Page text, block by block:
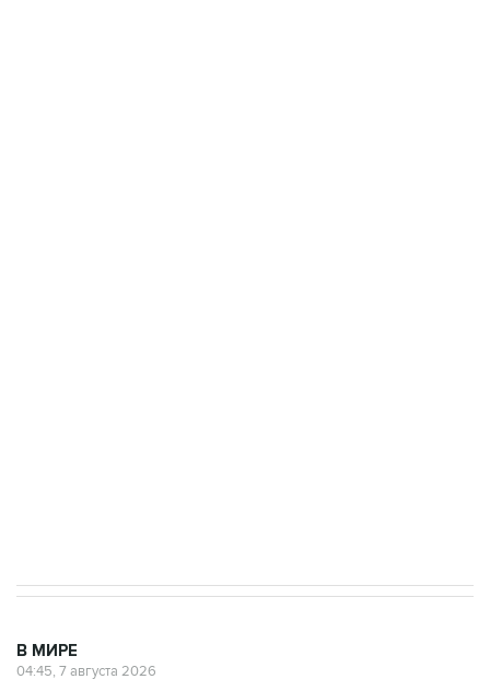
В МИРЕ
04:45, 7 августа 2026